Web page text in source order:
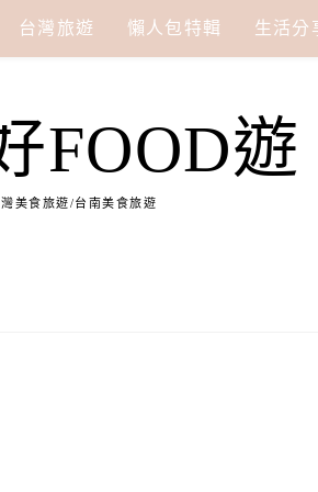
台灣旅遊 懶人包特輯 生活分
FOOD遊
灣美食旅遊/台南美食旅遊